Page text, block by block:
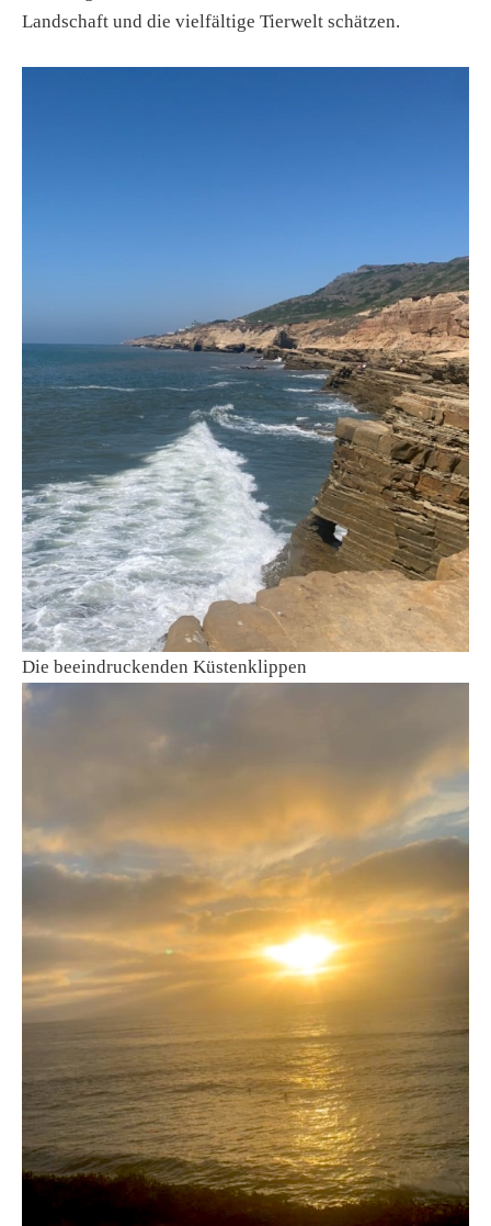
Landschaft und die vielfältige Tierwelt schätzen.
Die beeindruckenden Küstenklippen